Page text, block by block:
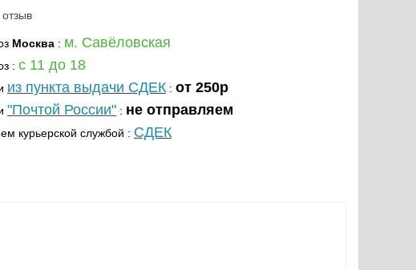
Москва : м. Савёловская
: с 11 до 18
из пункта выдачи СДЕК : от 250р
"Почтой России" : не отправляем
курьерской службой : СДЕК